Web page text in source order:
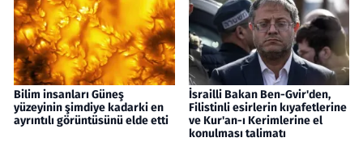
Bilim insanları Güneş
yüzeyinin şimdiye kadarki en
ayrıntılı görüntüsünü elde etti
İsrailli Bakan Ben-Gvir'den,
Filistinli esirlerin kıyafetlerine
ve Kur'an-ı Kerimlerine el
konulması talimatı